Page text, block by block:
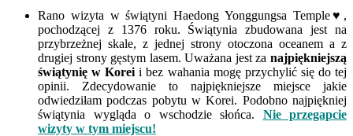
Rano wizyta w świątyni Haedong Yonggungsa Temple♥,
pochodzącej z 1376 roku. Świątynia zbudowana jest na
przybrzeżnej skale, z jednej strony otoczona oceanem a z
drugiej strony gęstym lasem. Uważana jest za najpiękniejszą
świątynię w Korei i bez wahania mogę przychylić się do tej
opinii. Zdecydowanie to najpiękniejsze miejsce jakie
odwiedziłam podczas pobytu w Korei. Podobno najpiękniej
świątynia wygląda o wschodzie słońca. Nie przegapcie
wizyty w tym miejscu!